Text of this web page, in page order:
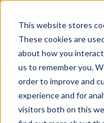
This website stores
These cookies are
about how you
us to remember you.
order to improve and
experience and for
visitors both on this